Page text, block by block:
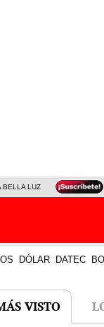
BELLA LUZ MAGALY
DÓLAR DATEC
VISTO